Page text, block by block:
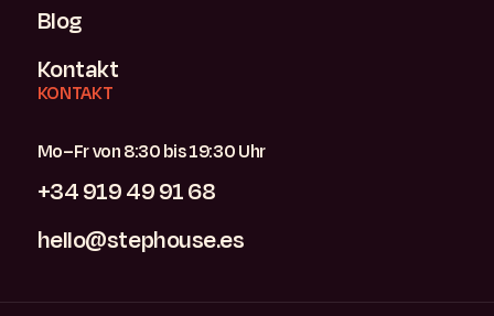
Blog
Kontakt
KONTAKT
Mo–Fr von 8:30 bis 19:30 Uhr
+34 919 49 91 68
hello@stephouse.es